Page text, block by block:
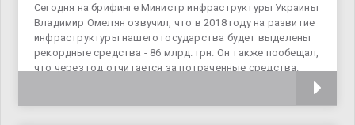
Сегодня на брифинге Министр инфраструктуры Украины
Владимир Омелян озвучил, что в 2018 году на развитие
инфраструктуры нашего государства будет выделены
рекордные средства - 86 млрд. грн. Он также пообещал,
что через год отчитается за потраченные средства.